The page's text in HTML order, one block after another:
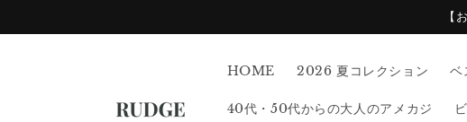
【
HOME 2026 夏コレクション ベ
40代・50代からの大人のアメカジ